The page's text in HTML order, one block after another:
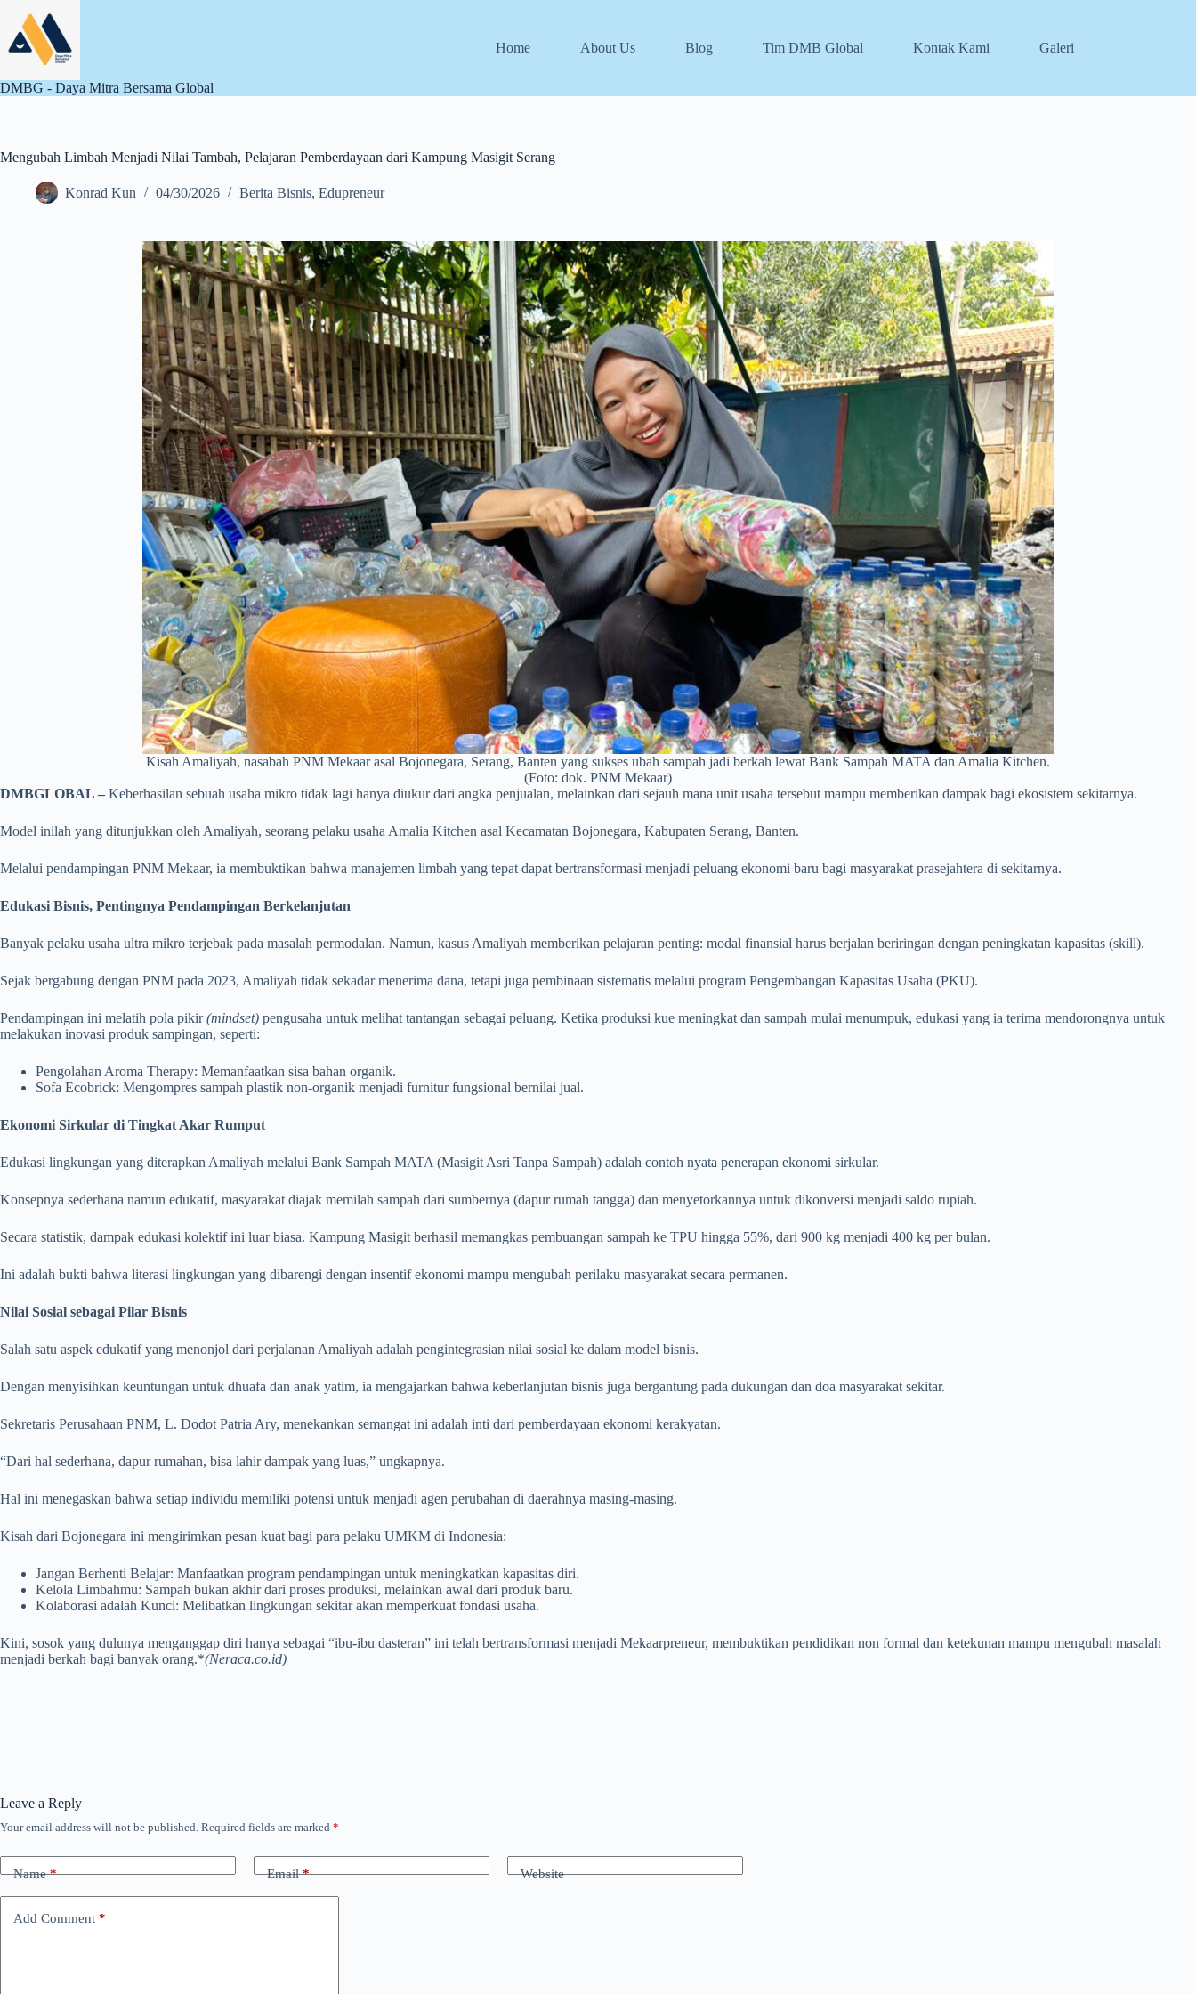
content
DMBG - Daya Mitra Bersama Global
Home About Us Blog Tim DMB Global Kontak Kami Galeri
Mengubah Limbah Menjadi Nilai Tambah, Pelajaran Pemberdayaan dari Kampung Masigit Serang
Konrad Kun 04/30/2026 Berita Bisnis, Edupreneur
Kisah Amaliyah, nasabah PNM Mekaar asal Bojonegara, Serang, Banten yang sukses ubah sampah jadi berkah lewat Bank Sampah MATA dan Amalia Kitchen.
(Foto: dok. PNM Mekaar)
DMBGLOBAL – Keberhasilan sebuah usaha mikro tidak lagi hanya diukur dari angka penjualan, melainkan dari sejauh mana unit usaha tersebut mampu memberikan dampak bagi ekosistem sekitarnya.
Model inilah yang ditunjukkan oleh Amaliyah, seorang pelaku usaha Amalia Kitchen asal Kecamatan Bojonegara, Kabupaten Serang, Banten.
Melalui pendampingan PNM Mekaar, ia membuktikan bahwa manajemen limbah yang tepat dapat bertransformasi menjadi peluang ekonomi baru bagi masyarakat prasejahtera di sekitarnya.
Edukasi Bisnis, Pentingnya Pendampingan Berkelanjutan
Banyak pelaku usaha ultra mikro terjebak pada masalah permodalan. Namun, kasus Amaliyah memberikan pelajaran penting: modal finansial harus berjalan beriringan dengan peningkatan kapasitas (skill).
Sejak bergabung dengan PNM pada 2023, Amaliyah tidak sekadar menerima dana, tetapi juga pembinaan sistematis melalui program Pengembangan Kapasitas Usaha (PKU).
Pendampingan ini melatih pola pikir(mindset) pengusaha untuk melihat tantangan sebagai peluang. Ketika produksi kue meningkat dan sampah mulai menumpuk, edukasi yang ia terima mendorongnya untuk
melakukan inovasi produk sampingan, seperti:
Pengolahan Aroma Therapy: Memanfaatkan sisa bahan organik.
Sofa Ecobrick: Mengompres sampah plastik non-organik menjadi furnitur fungsional bernilai jual.
Ekonomi Sirkular di Tingkat Akar Rumput
Edukasi lingkungan yang diterapkan Amaliyah melalui Bank Sampah MATA (Masigit Asri Tanpa Sampah) adalah contoh nyata penerapan ekonomi sirkular.
Konsepnya sederhana namun edukatif, masyarakat diajak memilah sampah dari sumbernya (dapur rumah tangga) dan menyetorkannya untuk dikonversi menjadi saldo rupiah.
Secara statistik, dampak edukasi kolektif ini luar biasa. Kampung Masigit berhasil memangkas pembuangan sampah ke TPU hingga 55%, dari 900 kg menjadi 400 kg per bulan.
Ini adalah bukti bahwa literasi lingkungan yang dibarengi dengan insentif ekonomi mampu mengubah perilaku masyarakat secara permanen.
Nilai Sosial sebagai Pilar Bisnis
Salah satu aspek edukatif yang menonjol dari perjalanan Amaliyah adalah pengintegrasian nilai sosial ke dalam model bisnis.
Dengan menyisihkan keuntungan untuk dhuafa dan anak yatim, ia mengajarkan bahwa keberlanjutan bisnis juga bergantung pada dukungan dan doa masyarakat sekitar.
Sekretaris Perusahaan PNM, L. Dodot Patria Ary, menekankan semangat ini adalah inti dari pemberdayaan ekonomi kerakyatan.
“Dari hal sederhana, dapur rumahan, bisa lahir dampak yang luas,” ungkapnya.
Hal ini menegaskan bahwa setiap individu memiliki potensi untuk menjadi agen perubahan di daerahnya masing-masing.
Kisah dari Bojonegara ini mengirimkan pesan kuat bagi para pelaku UMKM di Indonesia:
Jangan Berhenti Belajar: Manfaatkan program pendampingan untuk meningkatkan kapasitas diri.
Kelola Limbahmu: Sampah bukan akhir dari proses produksi, melainkan awal dari produk baru.
Kolaborasi adalah Kunci: Melibatkan lingkungan sekitar akan memperkuat fondasi usaha.
Kini, sosok yang dulunya menganggap diri hanya sebagai “ibu-ibu dasteran” ini telah bertransformasi menjadi Mekaarpreneur, membuktikan pendidikan non formal dan ketekunan mampu mengubah masalah
menjadi berkah bagi banyak orang.*(Neraca.co.id)
Leave a Reply
Your email address will not be published. Required fields are marked *
Name* Email* Website
Add Comment *